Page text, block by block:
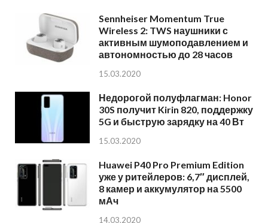
Sennheiser Momentum True
Wireless 2: TWS наушники с
активным шумоподавлением и
автономностью до 28 часов
15.03.2020
Недорогой полуфлагман: Honor
30S получит Kirin 820, поддержку
5G и быструю зарядку на 40 Вт
15.03.2020
Huawei P40 Pro Premium Edition
уже у ритейлеров: 6,7″ дисплей,
8 камер и аккумулятор на 5500
мАч
14.03.2020